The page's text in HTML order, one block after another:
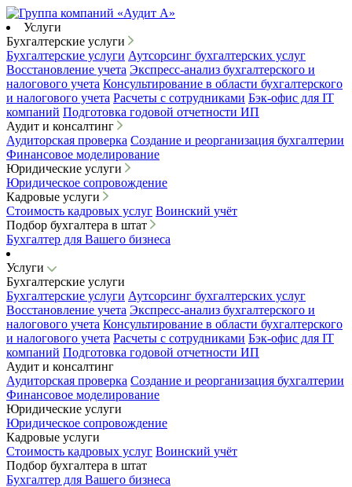
Услуги
Бухгалтерские услуги
Бухгалтерские услуги Аутсорсинг бухгалтерских услуг
Восстановление учета Экспресс-анализ бухгалтерского и
налогового учета Консультирование в области бухгалтерского
и налогового учета Расчеты с сотрудниками Бэк-офис для IT
компаний Подготовка годовой отчетности ИП
Аудит и консалтинг
Аудиторская проверка Создание и реорганизация бухгалтерии
Финансовое моделирование
Юридические услуги
Юридическое сопровождение
Кадровые услуги
Стоимость кадровых услуг Воинский учёт
Подбор бухгалтера в штат
Бухгалтер для Вашего бизнеса
Услуги
Бухгалтерские услуги
Бухгалтерские услуги Аутсорсинг бухгалтерских услуг
Восстановление учета Экспресс-анализ бухгалтерского и
налогового учета Консультирование в области бухгалтерского
и налогового учета Расчеты с сотрудниками Бэк-офис для IT
компаний Подготовка годовой отчетности ИП
Аудит и консалтинг
Аудиторская проверка Создание и реорганизация бухгалтерии
Финансовое моделирование
Юридические услуги
Юридическое сопровождение
Кадровые услуги
Стоимость кадровых услуг Воинский учёт
Подбор бухгалтера в штат
Бухгалтер для Вашего бизнеса